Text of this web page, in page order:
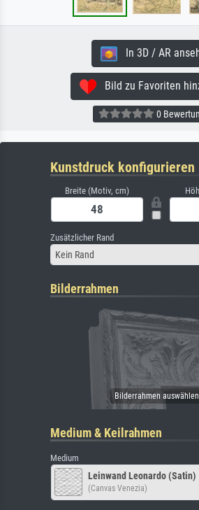
In 3D / AR
Bild zu Favoriten
0
Kunstdruck konfigurieren
Breite (Motiv, cm)
Zusätzlicher Rand
Kein Rand
Bilderrahmen
Medium & Keilrahmen
Medium
Leinwand Leonardo (Satin)
(Canvas Venezia)